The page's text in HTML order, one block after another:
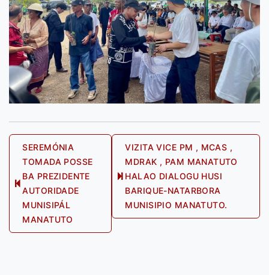
Post
navigation
Previous
post:
SEREMÓNIA
TOMADA POSSE
BA PREZIDENTE
AUTORIDADE
MUNISIPÁL
MANATUTO
Next
post:
VIZITA VICE PM , MCAS ,
MDRAK , PAM MANATUTO
HALAO DIALOGU HUSI
BARIQUE-NATARBORA
MUNISIPIO MANATUTO.